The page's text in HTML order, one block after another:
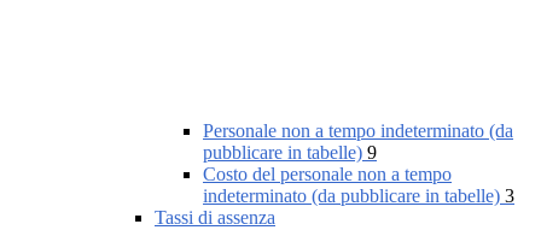
Personale non a tempo indeterminato (da
pubblicare in tabelle) 9
Costo del personale non a tempo
indeterminato (da pubblicare in tabelle) 3
Tassi di assenza